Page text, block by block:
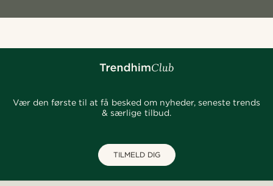
Vær den første til at få besked om nyheder, seneste trends
& særlige tilbud.
TILMELD DIG